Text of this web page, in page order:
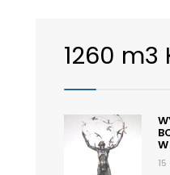
Kunca
“Trzy
dekady”
1260 m3